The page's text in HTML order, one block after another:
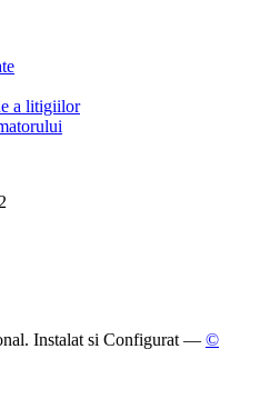
a litigiilor
Instalat si Configurat — ©